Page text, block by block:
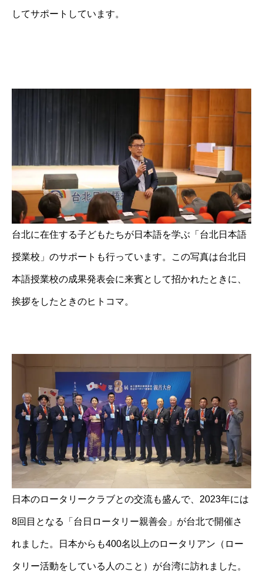
してサポートしています。
台北に在住する子どもたちが日本語を学ぶ「台北日本語
授業校」のサポートも行っています。この写真は台北日
本語授業校の成果発表会に来賓として招かれたときに、
挨拶をしたときのヒトコマ。
日本のロータリークラブとの交流も盛んで、2023年には
8回目となる「台日ロータリー親善会」が台北で開催さ
れました。日本からも400名以上のロータリアン（ロー
タリー活動をしている人のこと）が台湾に訪れました。